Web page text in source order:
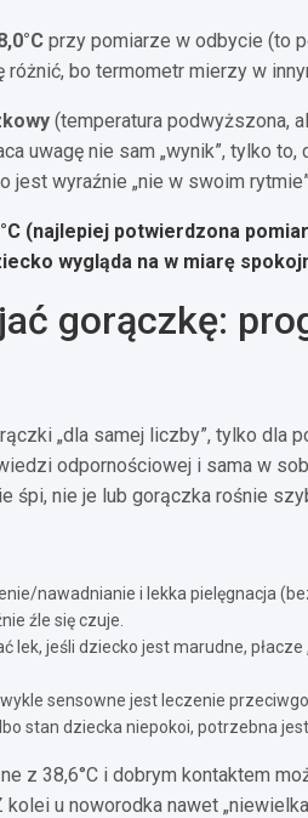
przy pomiarze w odbycie (to
bo termometr mierzy w
(temperatura podwyższona,
uwagę nie sam „wynik”, tylko
jest wyraźnie „nie w swoim
(najlepiej potwierdzona
wygląda na w miarę
gorączkę:
„dla samej liczby”, tylko dla
odpornościowej i sama w
śpi, nie je lub gorączka rośnie
nawadnianie i lekka pielęgnacja
źle się czuje.
jeśli dziecko jest marudne, płacze
sensowne jest leczenie
stan dziecka niepokoi, potrzebna
z 38,6°C i dobrym kontaktem
u noworodka nawet